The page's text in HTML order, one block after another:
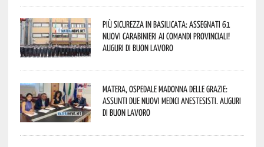
Più sicurezza in Basilicata: assegnati 61
nuovi Carabinieri ai Comandi provinciali!
Auguri di buon lavoro
Matera, Ospedale Madonna delle Grazie:
assunti due nuovi medici anestesisti. Auguri
di buon lavoro